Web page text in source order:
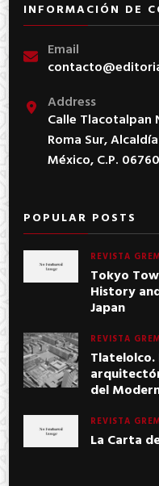
INFORMACIÓN DE
Email
Address
Calle Tlacotalpan
Roma Sur,
México, C.P. 06760
POPULAR POSTS
REVISTA
Tokyo
History
Japan
REVISTA
Tlatelolco.
del
REVISTA
La Carta